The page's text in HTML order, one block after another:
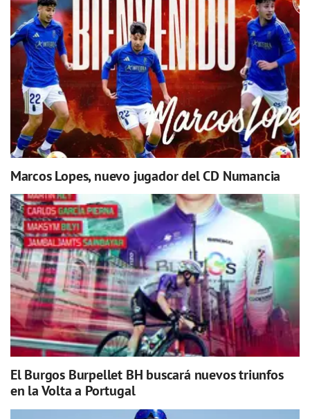
Marcos Lopes, nuevo jugador del CD Numancia
El Burgos Burpellet BH buscará nuevos triunfos
en la Volta a Portugal